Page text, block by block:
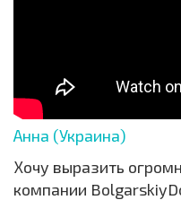
Анна (Украина)
Хочу выразить
компании